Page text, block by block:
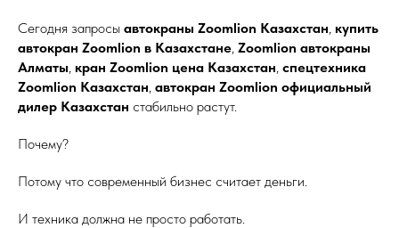
Сегодня запросы автокраны Zoomlion Казахстан, купить
автокран Zoomlion в Казахстане, Zoomlion автокраны
Алматы, кран Zoomlion цена Казахстан, спецтехника
Zoomlion Казахстан, автокран Zoomlion официальный
дилер Казахстан стабильно растут.
Почему?
Потому что современный бизнес считает деньги.
И техника должна не просто работать.